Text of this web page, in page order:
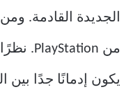
يكون إدمانًا جدًا بين